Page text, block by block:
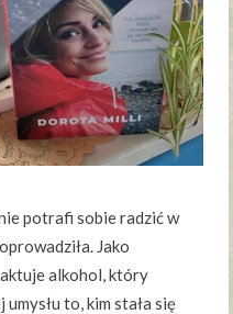
potrafi sobie radzić w
Jako
alkohol, który
to, kim stała się